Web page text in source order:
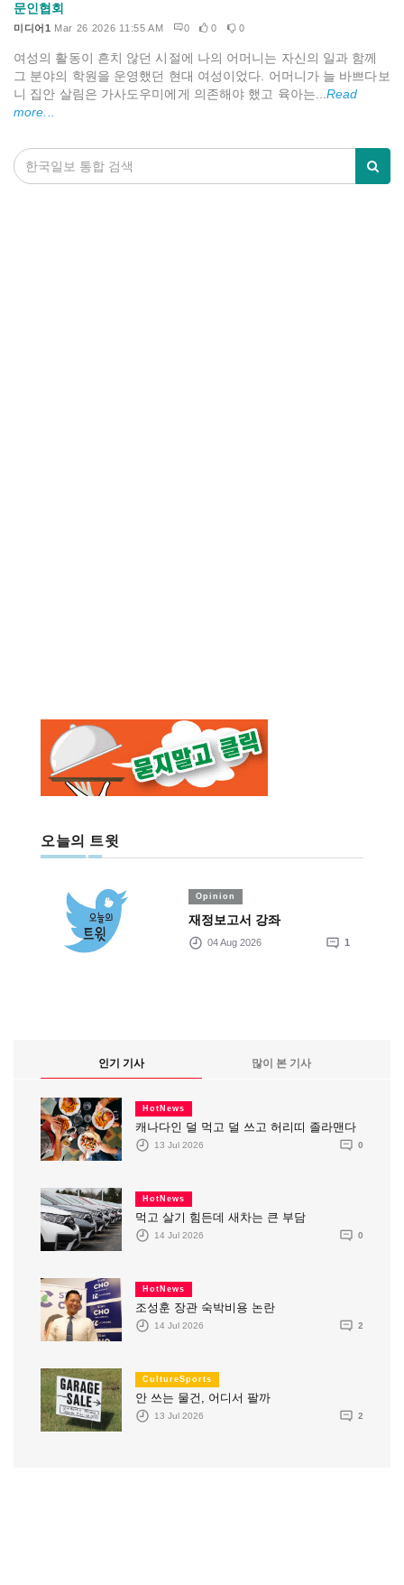
문인협회
미디어1 Mar 26 2026 11:55 AM 0 0 0
여성의 활동이 흔치 않던 시절에 나의 어머니는 자신의 일과 함께
그 분야의 학원을 운영했던 현대 여성이었다. 어머니가 늘 바쁘다보
니 집안 살림은 가사도우미에게 의존해야 했고 육아는...Read
more...
오늘의 트윗
Opinion
재정보고서 강좌
04 Aug 2026 1
인기 기사 많이 본 기사
HotNews
캐나다인 덜 먹고 덜 쓰고 허리띠 졸라맨다
13 Jul 2026 0
HotNews
먹고 살기 힘든데 새차는 큰 부담
14 Jul 2026 0
HotNews
조성훈 장관 숙박비용 논란
14 Jul 2026 2
CultureSports
안 쓰는 물건, 어디서 팔까
13 Jul 2026 2